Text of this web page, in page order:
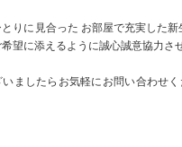
りに見合った お部屋で充実した
望に添えるように誠心誠意協力さ
いましたらお気軽にお問い合わせ